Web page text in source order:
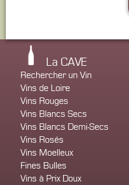
La CAVE
Rechercher un Vin
Vins de Loire
Vins Rouges
Vins Blancs Secs
Vins Blancs Demi-Secs
Vins Rosés
Vins Moelleux
Fines Bulles
Vins à Prix Doux